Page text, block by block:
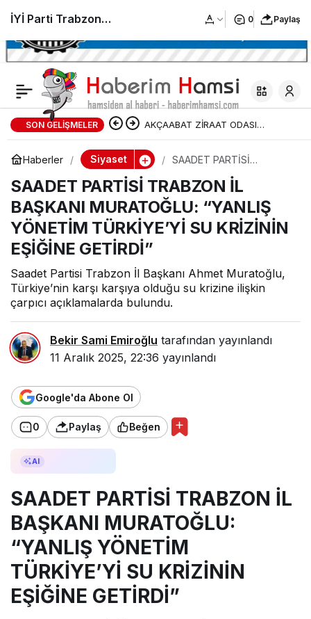
SON GELIŞMELER AKÇAABAT ZİRAAT ODASI
BAŞKANLIĞINDAN FINDIK
ÜRETİCİLERİNE AĞUSTOS AYI İÇİN
UYARI!
Haberler Siyaset
SAADET PARTİSİ
MURATOĞLU: “YANLIŞ
YÖNETİM TÜRKİYE’Yİ SU
KRİZİNİN EŞİĞİNE
GETİRDİ”
SAADET PARTİSİ TRABZON İL
BAŞKANI MURATOĞLU: “YANLIŞ
YÖNETİM TÜRKİYE’Yİ SU KRİZİNİN
EŞİĞİNE GETİRDİ”
Saadet Partisi Trabzon İl Başkanı Ahmet Muratoğlu,
Türkiye’nin karşı karşıya olduğu su krizine ilişkin
çarpıcı açıklamalarda bulundu.
Bekir Sami Emiroğlu tarafından yayınlandı
11 Aralık 2025, 22:36 yayınlandı
Google'da Abone Ol
0 Paylaş Beğen
AI
SAADET PARTİSİ TRABZON İL
BAŞKANI MURATOĞLU:
“YANLIŞ YÖNETİM
TÜRKİYE’Yİ SU KRİZİNİN
EŞİĞİNE GETİRDİ”
İYİ Parti Trabzon
Milletvekili Yavuz Aydın
“Demir yolu kalkınmanın
omurgasıydı, 23 yılda
sadece 2.971 kilometre
yapabildiniz”
0 Paylaş